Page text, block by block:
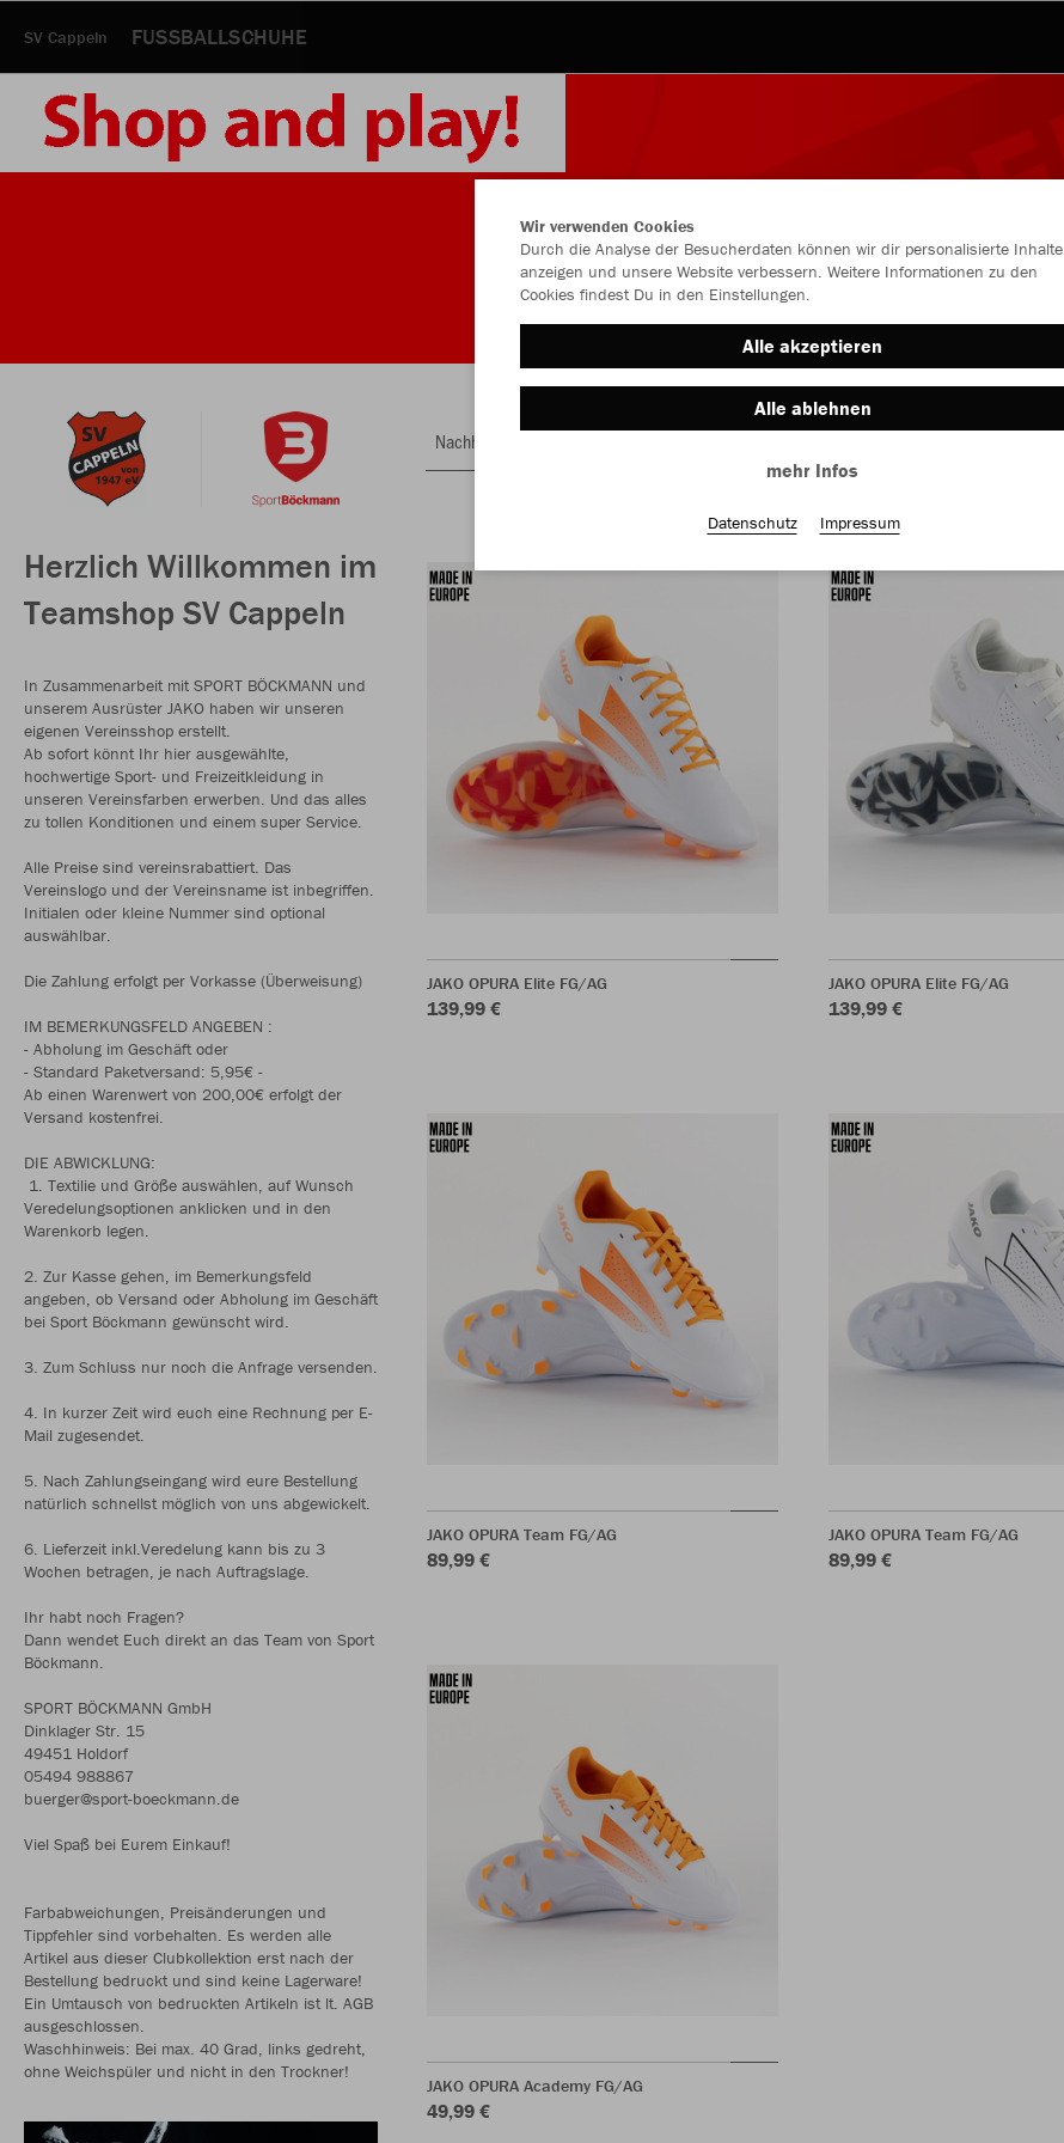
SV Cappeln FUSSBALLSCHUHE
Herzlich Willkommen im
Teamshop SV Cappeln
In Zusammenarbeit mit SPORT BÖCKMANN und
unserem Ausrüster JAKO haben wir unseren
eigenen Vereinsshop erstellt.
Ab sofort könnt Ihr hier ausgewählte,
hochwertige Sport- und Freizeitkleidung in
unseren Vereinsfarben erwerben. Und das alles
zu tollen Konditionen und einem super Service.
Alle Preise sind vereinsrabattiert. Das
Vereinslogo und der Vereinsname ist inbegriffen.
Initialen oder kleine Nummer sind optional
auswählbar.
Die Zahlung erfolgt per Vorkasse (Überweisung)
IM BEMERKUNGSFELD ANGEBEN :
- Abholung im Geschäft oder
- Standard Paketversand: 5,95€ -
Ab einen Warenwert von 200,00€ erfolgt der
Versand kostenfrei.
DIE ABWICKLUNG:
1. Textilie und Größe auswählen, auf Wunsch
Veredelungsoptionen anklicken und in den
Warenkorb legen.
2. Zur Kasse gehen, im Bemerkungsfeld
angeben, ob Versand oder Abholung im Geschäft
bei Sport Böckmann gewünscht wird.
3. Zum Schluss nur noch die Anfrage versenden.
4. In kurzer Zeit wird euch eine Rechnung per E-
Mail zugesendet.
5. Nach Zahlungseingang wird eure Bestellung
natürlich schnellst möglich von uns abgewickelt.
6. Lieferzeit inkl.Veredelung kann bis zu 3
Wochen betragen, je nach Auftragslage.
Ihr habt noch Fragen?
Dann wendet Euch direkt an das Team von Sport
Böckmann.
SPORT BÖCKMANN GmbH
Dinklager Str. 15
49451 Holdorf
05494 988867
buerger@sport-boeckmann.de
Viel Spaß bei Eurem Einkauf!
Farbabweichungen, Preisänderungen und
Tippfehler sind vorbehalten. Es werden alle
Artikel aus dieser Clubkollektion erst nach der
Bestellung bedruckt und sind keine Lagerware!
Ein Umtausch von bedruckten Artikeln ist lt. AGB
ausgeschlossen.
Waschhinweis: Bei max. 40 Grad, links gedreht,
ohne Weichspüler und nicht in den Trockner!
Nachhaltig
JAKO OPURA Elite FG/AG
139,99 €
JAKO OPURA Elite FG/AG
139,99 €
JAKO OPURA Team FG/AG
89,99 €
JAKO OPURA Team FG/AG
89,99 €
JAKO OPURA Academy FG/AG
49,99 €
Wir verwenden Cookies
Durch die Analyse der Besucherdaten können wir dir personalisierte Inhalte
anzeigen und unsere Website verbessern. Weitere Informationen zu den
Cookies findest Du in den Einstellungen.
Alle akzeptieren
Alle ablehnen
mehr Infos
Datenschutz Impressum